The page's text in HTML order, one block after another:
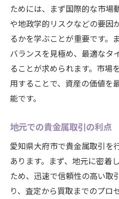
貴金属を活用した
貴金属投資の成功例大
地元の成功者に学
実際の事例から学
成功例に見る市場
成功を収めた投資家
貴金属投資による
資産保全の新常識貴金
貴金属の流動性の
即時換金のメリッ
ためには、まず国際的な市場
や地政学的リスクなどの要因
るかを学ぶことが重要です。
バランスを見極め、最適なタ
ることが求められます。市場
用することで、資産の価値を
能です。
地元での貴金属取引の利点
愛知県大府市で貴金属取引を
あります。まず、地元に密着
ため、迅速で信頼性の高い取
り、査定から買取までのプロ